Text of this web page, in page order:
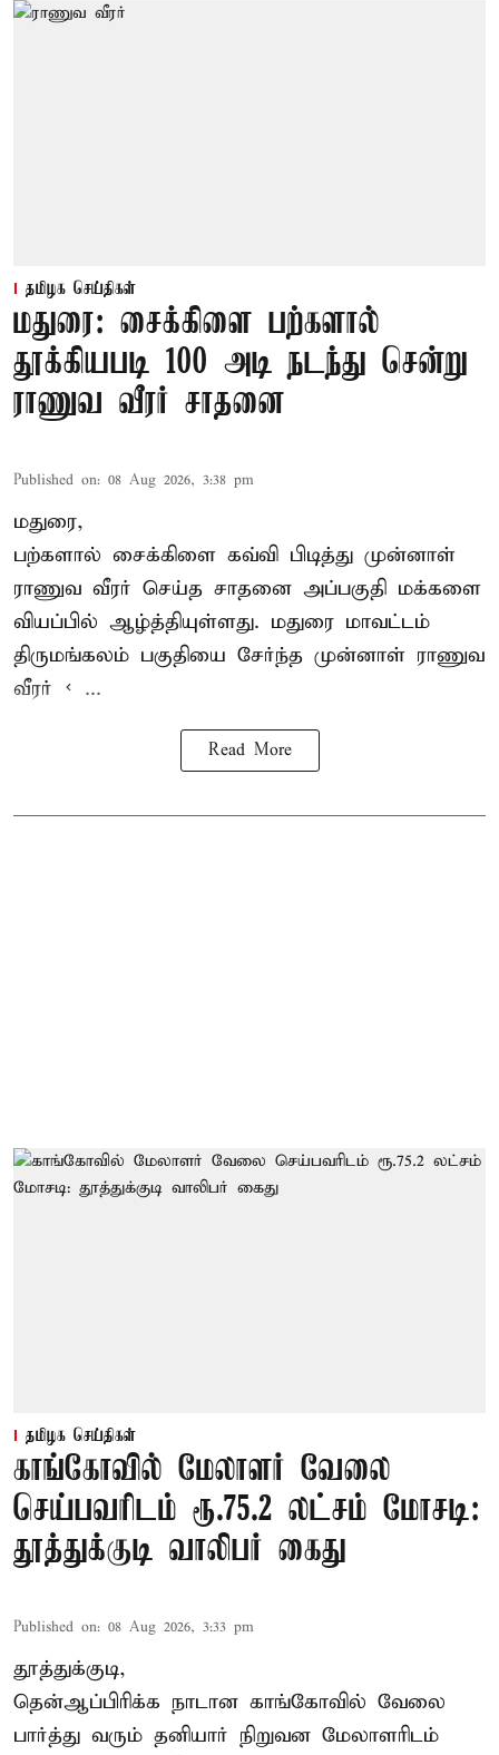
தமிழக செய்திகள்
மதுரை: சைக்கிளை பற்களால்
தூக்கியபடி 100 அடி நடந்து சென்று
ராணுவ வீரர் சாதனை
Published on: 08 Aug 2026, 3:38 pm
மதுரை,
பற்களால் சைக்கிளை கவ்வி பிடித்து முன்னாள்
ராணுவ வீரர் செய்த சாதனை அப்பகுதி மக்களை
வியப்பில் ஆழ்த்தியுள்ளது. மதுரை மாவட்டம்
திருமங்கலம் பகுதியை சேர்ந்த முன்னாள் ராணுவ
வீரர் < ...
Read More
தமிழக செய்திகள்
காங்கோவில் மேலாளர் வேலை
செய்பவரிடம் ரூ.75.2 லட்சம் மோசடி:
தூத்துக்குடி வாலிபர் கைது
Published on: 08 Aug 2026, 3:33 pm
தூத்துக்குடி,
தென்ஆப்பிரிக்க நாடான காங்கோவில் வேலை
பார்த்து வரும் தனியார் நிறுவன மேலாளரிடம்